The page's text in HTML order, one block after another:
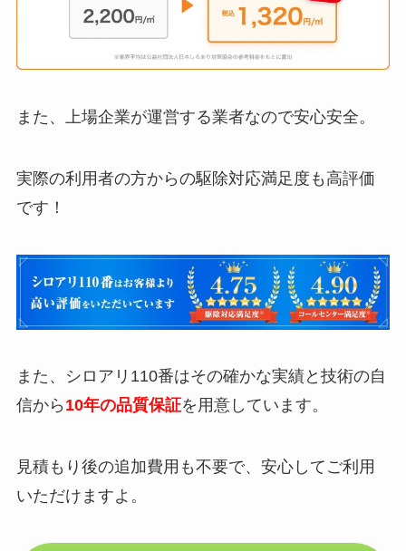
また、上場企業が運営する業者なので安心安全。
実際の利用者の方からの駆除対応満足度も高評価
です！
また、シロアリ110番はその確かな実績と技術の自
信から 10年の品質保証を用意しています。
見積もり後の追加費用も不要で、安心してご利用
いただけますよ。